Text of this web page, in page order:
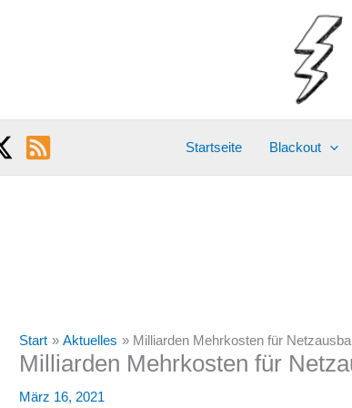
Startseite Blackout
Start Aktuelles Milliarden Mehrkosten für
Milliarden Mehrkosten für
März 16, 2021